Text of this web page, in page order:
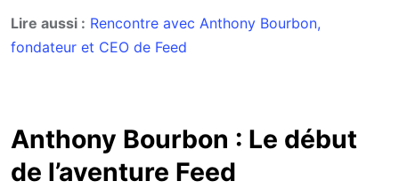
Lire aussi : Rencontre avec Anthony Bourbon,
fondateur et CEO de Feed
Anthony Bourbon : Le début
de l’aventure Feed